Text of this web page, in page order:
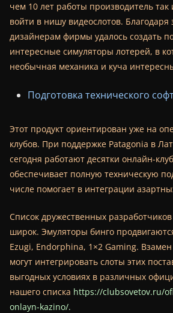
чем 10 лет работы производитель
войти в нишу видеослотов. Благодаря
дизайнерам фирмы удалось создать
интересные симуляторы лотерей, в
необычная механика и куча
Подготовка технического
Этот продукт ориентирован уже на
клубов. При поддержке Patagonia в
сегодня работают десятки онлайн-
обеспечивает полную техническую
числе помогает в интеграции
Список дружественных
широк. Эмуляторы бинго
Ezugi, Endorphina, 1×2 Gaming.
могут интегрировать слоты этих
выгодных условиях в различных
нашего списка https://clubsovetov.ru/
onlayn-kazino/.